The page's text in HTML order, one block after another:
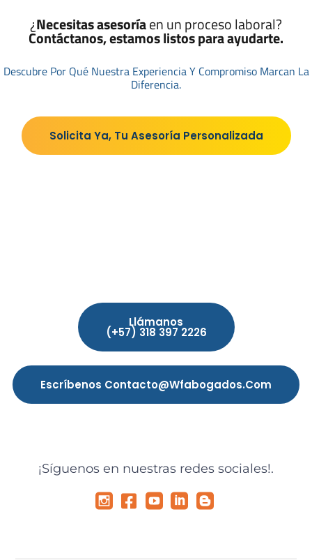
¿Necesitas asesoríaen un proceso laboral?
Contáctanos, estamos listos para ayudarte.
Descubre Por Qué Nuestra Experiencia Y Compromiso Marcan La
Diferencia.
Solicita Ya, Tu Asesoría Personalizada
Llámanos
(+57) 318 397 2226
Escríbenos Contacto@wfabogados.com
¡Síguenos en nuestras redes sociales!.